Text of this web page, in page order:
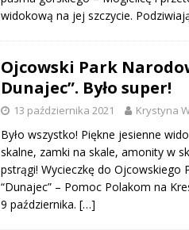
widokową na jej szczycie.
Ojcowski Park
Dunajec”. Było super!
13 października 2021 Krystyna
Było wszystko! Piękne jesienne
skalne, zamki na skale, amonity w
pstrągi! Wycieczkę do Ojcowskiego
“Dunajec” – Pomoc Polakom na
9 października. […]